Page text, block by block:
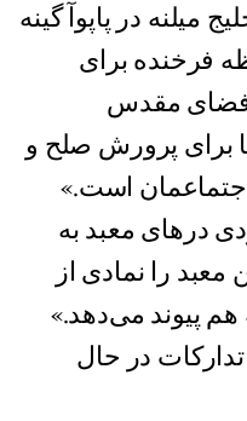
ميلنه در پاپوآ گينه‌
فرخنده برای
فضای مقدس
برای پرورش صلح و
است.»
درهای معبد به
را نمادی از
هم پیوند می‌دهد.»
در حال